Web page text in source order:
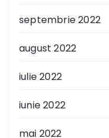
septembrie 2022
august 2022
iulie 2022
iunie 2022
mai 2022